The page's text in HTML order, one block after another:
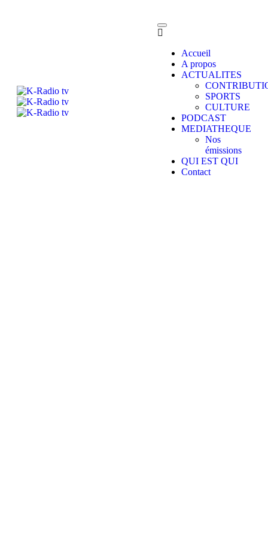
Accueil
A propos
ACTUALITES
SPORTS
CULTURE
PODCAST
MEDIATHEQUE
Nos
émissions
QUI EST QUI
Contact